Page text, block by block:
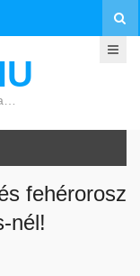
fehérorosz
nél!